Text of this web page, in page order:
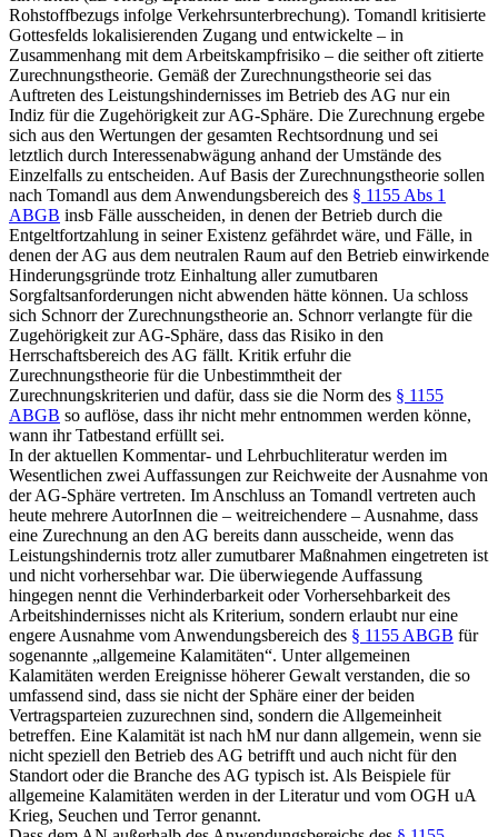
Rohstoffbezugs infolge Verkehrsunterbrechung). Tomandl kritisierte
Gottesfelds lokalisierenden Zugang und entwickelte – in
Zusammenhang mit dem Arbeitskampfrisiko – die seither oft zitierte
Zurechnungstheorie. Gemäß der Zurechnungstheorie sei das
Auftreten des Leistungshindernisses im Betrieb des AG nur ein
Indiz für die Zugehörigkeit zur AG-Sphäre. Die Zurechnung ergebe
sich aus den Wertungen der gesamten Rechtsordnung und sei
letztlich durch Interessenabwägung anhand der Umstände des
Einzelfalls zu entscheiden. Auf Basis der Zurechnungstheorie sollen
nach Tomandl aus dem Anwendungsbereich des § 1155 Abs 1
ABGB insb Fälle ausscheiden, in denen der Betrieb durch die
Entgeltfortzahlung in seiner Existenz gefährdet wäre, und Fälle, in
denen der AG aus dem neutralen Raum auf den Betrieb einwirkende
Hinderungsgründe trotz Einhaltung aller zumutbaren
Sorgfaltsanforderungen nicht abwenden hätte können. Ua schloss
sich Schnorrder Zurechnungstheorie an. Schnorrverlangte für die
Zugehörigkeit zur AG-Sphäre, dass das Risiko in den
Herrschaftsbereich des AG fällt. Kritik erfuhr die
Zurechnungstheorie für die Unbestimmtheit der
Zurechnungskriterien und dafür, dass sie die Norm des § 1155
ABGB so auflöse, dass ihr nicht mehr entnommen werden könne,
wann ihr Tatbestand erfüllt sei.
In der aktuellen Kommentar- und Lehrbuchliteratur werden im
Wesentlichen zwei Auffassungen zur Reichweite der Ausnahme von
der AG-Sphäre vertreten. Im Anschluss an Tomandl vertreten auch
heute mehrere AutorInnen die – weitreichendere – Ausnahme, dass
eine Zurechnung an den AG bereits dann ausscheide, wenn das
Leistungshindernis trotz aller zumutbarer Maßnahmen eingetreten ist
und nicht vorhersehbar war. Die überwiegende Auffassung
hingegen nennt die Verhinderbarkeit oder Vorhersehbarkeit des
Arbeitshindernisses nicht als Kriterium, sondern erlaubt nur eine
engere Ausnahme vom Anwendungsbereich des § 1155 ABGB für
sogenannte „allgemeine Kalamitäten“. Unter allgemeinen
Kalamitäten werden Ereignisse höherer Gewalt verstanden, die so
umfassend sind, dass sie nicht der Sphäre einer der beiden
Vertragsparteien zuzurechnen sind, sondern die Allgemeinheit
betreffen. Eine Kalamität ist nach hM nur dann allgemein, wenn sie
nicht speziell den Betrieb des AG betrifft und auch nicht für den
Standort oder die Branche des AG typisch ist. Als Beispiele für
allgemeine Kalamitäten werden in der Literatur und vom OGH uA
Krieg, Seuchen und Terror genannt.